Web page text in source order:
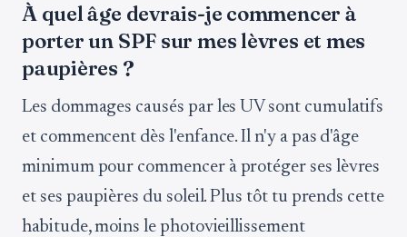
À quel âge devrais-je commencer à
porter un SPF sur mes lèvres et mes
paupières ?
Les dommages causés par les UV sont cumulatifs
et commencent dès l'enfance. Il n'y a pas d'âge
minimum pour commencer à protéger ses lèvres
et ses paupières du soleil. Plus tôt tu prends cette
habitude, moins le photovieillissement